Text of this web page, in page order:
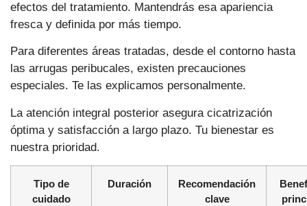
efectos del tratamiento. Mantendrás esa apariencia
fresca y definida por más tiempo.
Para diferentes áreas tratadas, desde el contorno hasta
las arrugas peribucales, existen precauciones
especiales. Te las explicamos personalmente.
La atención integral posterior asegura cicatrización
óptima y satisfacción a largo plazo. Tu bienestar es
nuestra prioridad.
Tipo de
cuidado
Duración
Recomendación
clave